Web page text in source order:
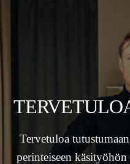
Tervetuloa
perinteiseen käsityöhön